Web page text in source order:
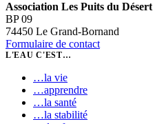
Association Les Puits du Désert
BP 09
74450 Le Grand-Bornand
Formulaire de contact
L'EAU C'EST…
…la vie
…apprendre
…la santé
…la stabilité